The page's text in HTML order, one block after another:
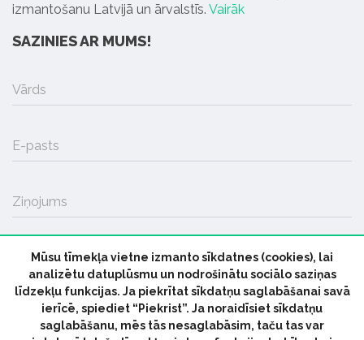
izmantošanu Latvijā un ārvalstīs. Vairāk
SAZINIES AR MUMS!
Vārds
E-pasts
Ziņojums
SŪTĪT
Mūsu tīmekļa vietne izmanto sīkdatnes (cookies), lai
analizētu datuplūsmu un nodrošinātu sociālo saziņas
līdzekļu funkcijas. Ja piekrītat sīkdatņu saglabāšanai savā
ierīcē, spiediet “Piekrist”. Ja noraidīsiet sīkdatņu
saglabāšanu, mēs tās nesaglabāsim, taču tas var